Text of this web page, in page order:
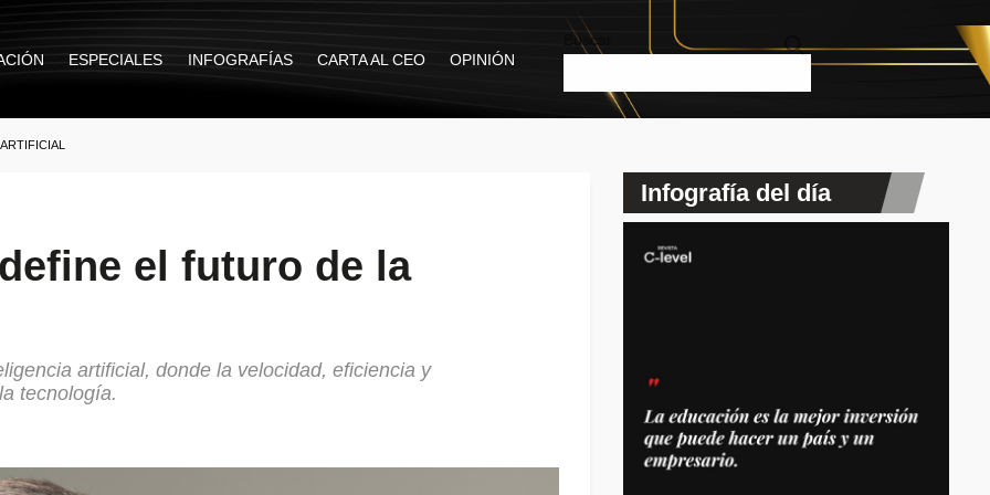
ESPECIALES INFOGRAFÍAS CARTA AL CEO OPINIÓN
Buscar
el futuro de la
artificial, donde la velocidad, eficiencia y
tecnología.
Infografía del día